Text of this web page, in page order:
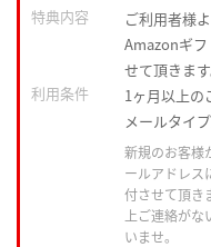
特典内容
ご利用者様
Amazonギフ
せて頂きます
利用条件
1ヶ月以上の
メールタイ
新規のお客様
ールアドレス
付させて頂き
上ご連絡が
いませ。